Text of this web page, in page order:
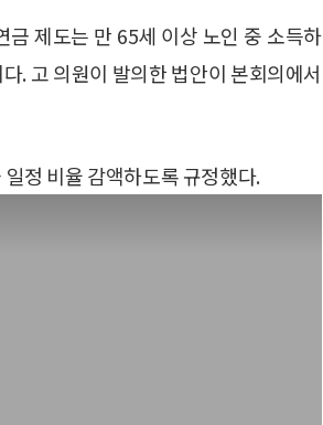
제도는 만 65세 이상 노인 중 소득하
. 고 의원이 발의한 법안이 본회의에서
정 비율 감액하도록 규정했다.